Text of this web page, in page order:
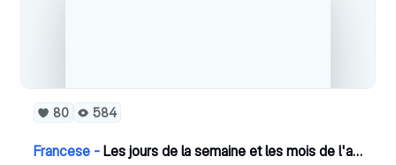
80 584
Francese - Les jours de la semaine et les mois de l'année